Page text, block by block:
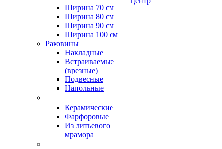
Ширина 70 см
Ширина 80 см
Ширина 90 см
Ширина 100 см
Раковины
Накладные
Встраиваемые
(врезные)
Подвесные
Напольные
Керамические
Фарфоровые
Из литьевого
мрамора